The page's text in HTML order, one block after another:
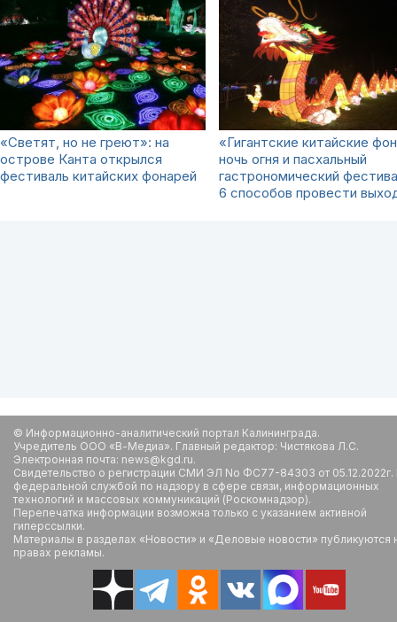
«Светят, но не греют»: на
острове Канта открылся
фестиваль китайских фонарей
«Гигантские китайские
ночь огня и пасхальный
гастрономический
6 способов провести
© Информационно-аналитический портал Калининграда.
Учредитель ООО «В-Медиа». Главный редактор: Чистякова Л.С.
Электронная почта: news@kgd.ru.
Свидетельство о регистрации СМИ ЭЛ No ФС77-84303 от
федеральной службой по надзору в сфере связи, информационных
технологий и массовых коммуникаций (Роскомнадзор).
Перепечатка информации возможна только с указанием активной
гиперссылки.
Материалы в разделах «Новости» и «Деловые новости» публикуются
правах рекламы.